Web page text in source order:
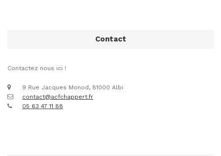
Contact
Contactez nous ici !
9 Rue Jacques Monod, 81000 Albi
contact@acfchappert.fr
05 63 47 11 88